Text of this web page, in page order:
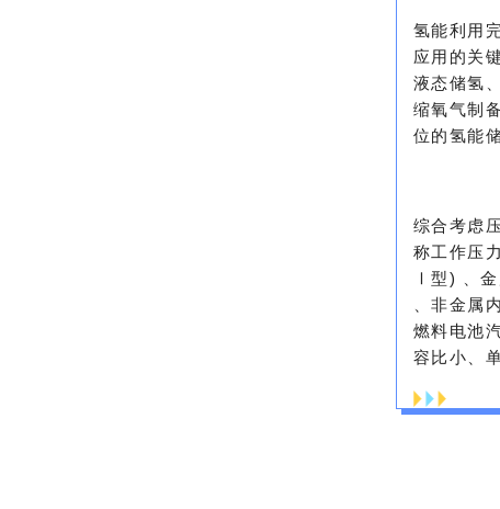
氢能利用
应用的关
液态储氢
缩氧气制
位的氢能
综合考虑
称工作压
Ⅰ型) 、
、非金属
燃料电池
容比小、